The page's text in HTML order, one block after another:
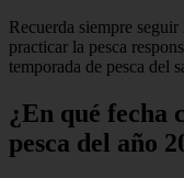
Recuerda siempre
practicar la pesca
temporada de pesca del
¿En qué fecha
pesca del año